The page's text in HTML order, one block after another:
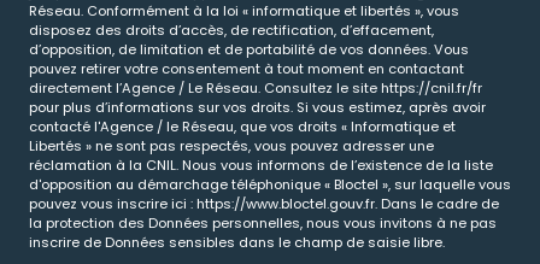
Réseau. Conformément à la loi « informatique et libertés », vous
disposez des droits d’accès, de rectification, d’effacement,
d’opposition, de limitation et de portabilité de vos données. Vous
pouvez retirer votre consentement à tout moment en contactant
directement l’Agence / Le Réseau. Consultez le sitehttps://cnil.fr/fr
pour plus d’informations sur vos droits. Si vous estimez, après avoir
contacté l'Agence / le Réseau, que vos droits « Informatique et
Libertés » ne sont pas respectés, vous pouvez adresser une
réclamation à la CNIL. Nous vous informons de l’existence de la liste
d'opposition au démarchage téléphonique « Bloctel », sur laquelle vous
pouvez vous inscrire ici :https://www.bloctel.gouv.fr. Dans le cadre de
la protection des Données personnelles, nous vous invitons à ne pas
inscrire de Données sensibles dans le champ de saisie libre.